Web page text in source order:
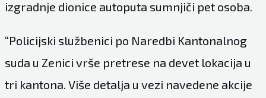
izgradnje dionice autoputa sumnjiči pet osoba.
“Policijski službenici po Naredbi Kantonalnog
suda u Zenici vrše pretrese na devet lokacija u
tri kantona. Više detalja u vezi navedene akcije